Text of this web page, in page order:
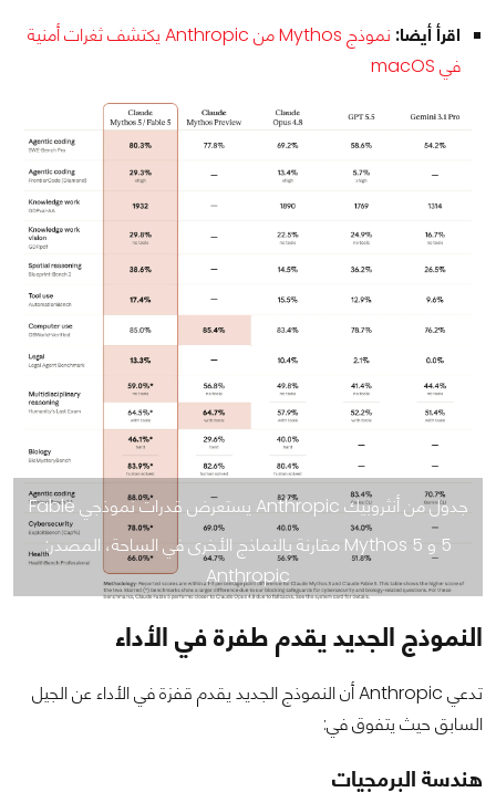
اقرأ أيضا:
نموذج Mythos من Anthropic يكتشف ثغرات أمنية
في macOS
جدول من أنثروبيك Anthropic يستعرض قدرات نموذجي Fable
5 و Mythos 5 مقارنة بالنماذج الأخرى في الساحة، المصدر:
Anthropic
النموذج الجديد يقدم طفرة في الأداء
تدعي Anthropic أن النموذج الجديد يقدم قفزة في الأداء عن الجيل
السابق حيث يتفوق في:
هندسة البرمجيات